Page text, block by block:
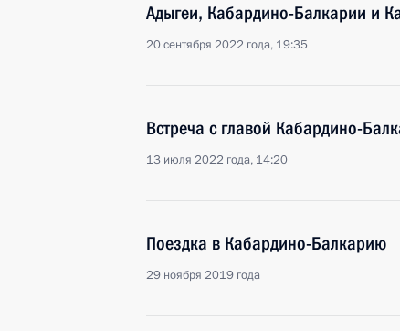
Адыгеи, Кабардино-Балкарии и
20 сентября 2022 года, 19:35
Встреча с главой Кабардино-
13 июля 2022 года, 14:20
Поездка в Кабардино-Балкарию
29 ноября 2019 года